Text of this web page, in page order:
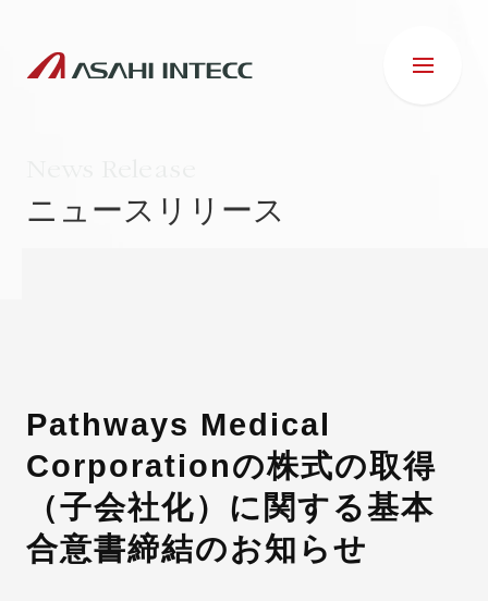
ESG
採用情報
ニュースリリース
Pathways Medical
Corporationの株式の取得
（子会社化）に関する基本
合意書締結のお知らせ